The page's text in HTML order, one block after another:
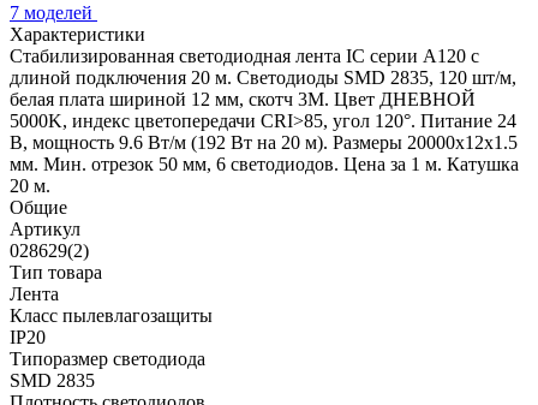
7 моделей
Характеристики
Стабилизированная светодиодная лента IC серии A120 с
длиной подключения 20 м. Светодиоды SMD 2835, 120 шт/м,
белая плата шириной 12 мм, скотч 3M. Цвет ДНЕВНОЙ
5000K, индекс цветопередачи CRI>85, угол 120°. Питание 24
В, мощность 9.6 Вт/м (192 Вт на 20 м). Размеры 20000х12х1.5
мм. Мин. отрезок 50 мм, 6 светодиодов. Цена за 1 м. Катушка
20 м.
Общие
Артикул
028629(2)
Тип товара
Лента
Класс пылевлагозащиты
IP20
Типоразмер светодиода
SMD 2835